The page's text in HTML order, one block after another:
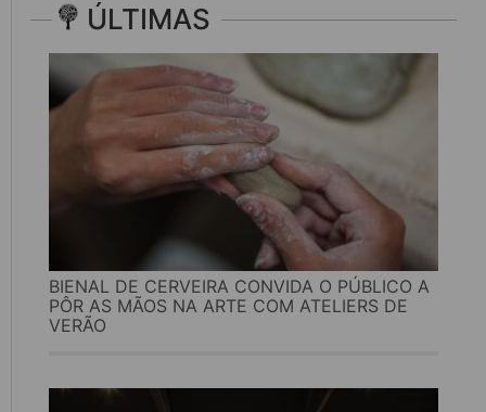
ÚLTIMAS
BIENAL DE CERVEIRA CONVIDA O PÚBLICO A
PÔR AS MÃOS NA ARTE COM ATELIERS DE
VERÃO